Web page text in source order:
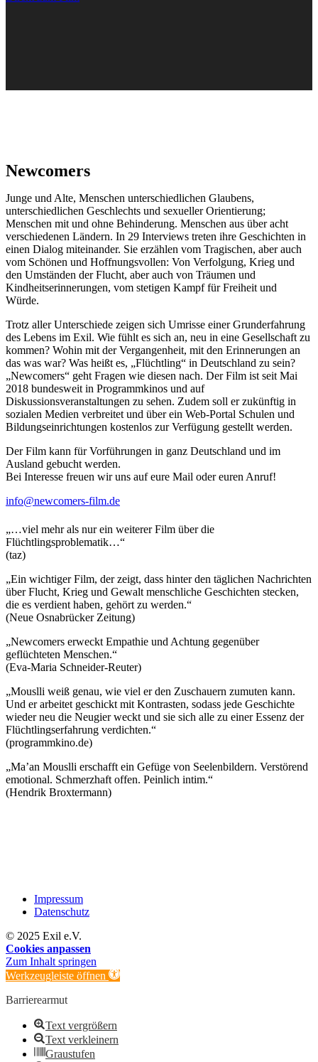
Newcomers
Junge und Alte, Menschen unterschiedlichen Glaubens,
unterschiedlichen Geschlechts und sexueller Orientierung;
Menschen mit und ohne Behinderung. Menschen aus über acht
verschiedenen Ländern. In 29 Interviews treten ihre Geschichten in
einen Dialog miteinander. Sie erzählen vom Tragischen, aber auch
vom Schönen und Hoffnungsvollen: Von Verfolgung, Krieg und
den Umständen der Flucht, aber auch von Träumen und
Kindheitserinnerungen, vom stetigen Kampf für Freiheit und
Würde.
Trotz aller Unterschiede zeigen sich Umrisse einer Grunderfahrung
des Lebens im Exil. Wie fühlt es sich an, neu in eine Gesellschaft zu
kommen? Wohin mit der Vergangenheit, mit den Erinnerungen an
das was war? Was heißt es, „Flüchtling“ in Deutschland zu sein?
„Newcomers“ geht Fragen wie diesen nach. Der Film ist seit Mai
2018 bundesweit in Programmkinos und auf
Diskussionsveranstaltungen zu sehen. Zudem soll er zukünftig in
sozialen Medien verbreitet und über ein Web-Portal Schulen und
Bildungseinrichtungen kostenlos zur Verfügung gestellt werden.
Der Film kann für Vorführungen in ganz Deutschland und im
Ausland gebucht werden.
Bei Interesse freuen wir uns auf eure Mail oder euren Anruf!
info@newcomers-film.de
„…viel mehr als nur ein weiterer Film über die
Flüchtlingsproblematik…“
(taz)
„Ein wichtiger Film, der zeigt, dass hinter den täglichen Nachrichten
über Flucht, Krieg und Gewalt menschliche Geschichten stecken,
die es verdient haben, gehört zu werden.“
(Neue Osnabrücker Zeitung)
„Newcomers erweckt Empathie und Achtung gegenüber
geflüchteten Menschen.“
(Eva-Maria Schneider-Reuter)
„Mouslli weiß genau, wie viel er den Zuschauern zumuten kann.
Und er arbeitet geschickt mit Kontrasten, sodass jede Geschichte
wieder neu die Neugier weckt und sie sich alle zu einer Essenz der
Flüchtlingserfahrung verdichten.“
(programmkino.de)
„Ma’an Mouslli erschafft ein Gefüge von Seelenbildern. Verstörend
emotional. Schmerzhaft offen. Peinlich intim.“
(Hendrik Broxtermann)
Impressum
Datenschutz
© 2025 Exil e.V.
Cookies anpassen
Zum Inhalt springen
Werkzeugleiste öffnen
Barrierearmut
Text vergrößern
Text verkleinern
Graustufen